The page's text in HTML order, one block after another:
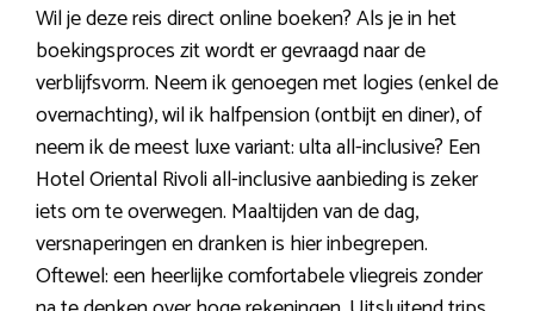
Wil je deze reis direct online boeken? Als je in het
boekingsproces zit wordt er gevraagd naar de
verblijfsvorm. Neem ik genoegen met logies (enkel de
overnachting), wil ik halfpension (ontbijt en diner), of
neem ik de meest luxe variant: ulta all-inclusive? Een
Hotel Oriental Rivoli all-inclusive aanbieding is zeker
iets om te overwegen. Maaltijden van de dag,
versnaperingen en dranken is hier inbegrepen.
Oftewel: een heerlijke comfortabele vliegreis zonder